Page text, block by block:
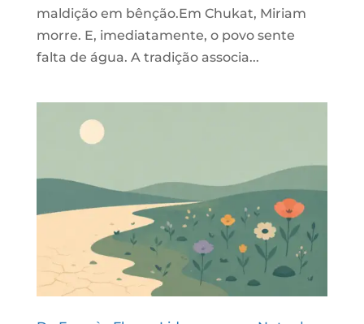
maldição em bênção.Em Chukat, Miriam
morre. E, imediatamente, o povo sente
falta de água. A tradição associa...